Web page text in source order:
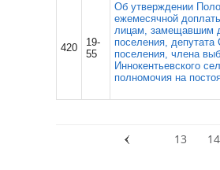
420
19-
55
Об утверждении
ежемесячной
лицам, замещавшим
поселения, депутата
поселения, члена
Иннокентьевского
полномочия на
13 14